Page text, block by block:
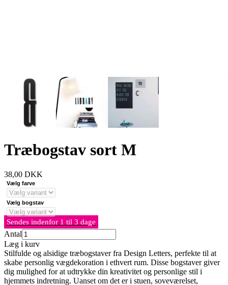
Træbogstav sort M
38,00 DKK
Vælg farve
Vælg bogstav
Sendes indenfor 1 til 3 dage
Antal
Læg i kurv
Stilfulde og alsidige træbogstaver fra Design Letters, perfekte til at
skabe personlig vægdekoration i ethvert rum. Disse bogstaver giver
dig mulighed for at udtrykke din kreativitet og personlige stil i
hjemmets indretning. Uanset om det er i stuen, soveværelset,